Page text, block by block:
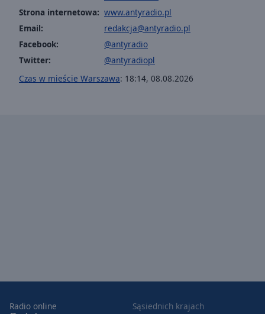
Background
Color
Opacity
Close
End
Strona internetowa: www.antyradio.pl
Email:
redakcja@antyradio.pl
Facebook:
@antyradio
Twitter:
@antyradiopl
Czas w mieście Warszawa: 18:14, 08.08.2026
Radio online Sąsiednich krajach